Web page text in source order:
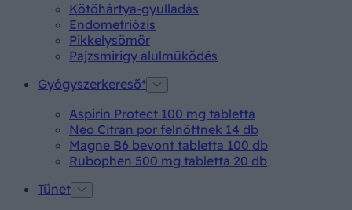
Kötőhártya-gyulladás
Endometriózis
Pikkelysömör
Pajzsmirigy alulműködés
Gyógyszerkereső*
Aspirin Protect 100 mg tabletta
Neo Citran por felnőttnek 14 db
Magne B6 bevont tabletta 100 db
Rubophen 500 mg tabletta 20 db
Tünet